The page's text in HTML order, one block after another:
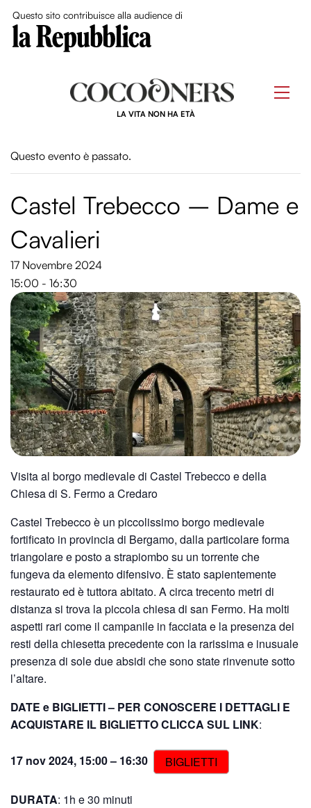
Questo sito contribuisce alla audience di
LA VITA NON HA ETÀ
Questo evento è passato.
Castel Trebecco – Dame e
Cavalieri
17 Novembre 2024
15:00 - 16:30
Visita al borgo medievale di Castel Trebecco e della
Chiesa di S. Fermo a Credaro
Castel Trebecco è un piccolissimo borgo medievale
fortificato in provincia di Bergamo, dalla particolare forma
triangolare e posto a strapiombo su un torrente che
fungeva da elemento difensivo. È stato sapientemente
restaurato ed è tuttora abitato. A circa trecento metri di
distanza si trova la piccola chiesa di san Fermo. Ha molti
aspetti rari come il campanile in facciata e la presenza dei
resti della chiesetta precedente con la rarissima e inusuale
presenza di sole due absidi che sono state rinvenute sotto
l’altare.
DATE e BIGLIETTI – PER CONOSCERE I DETTAGLI E
ACQUISTARE IL BIGLIETTO CLICCA SUL LINK:
17 nov 2024, 15:00 – 16:30 BIGLIETTI
DURATA: 1h e 30 minuti